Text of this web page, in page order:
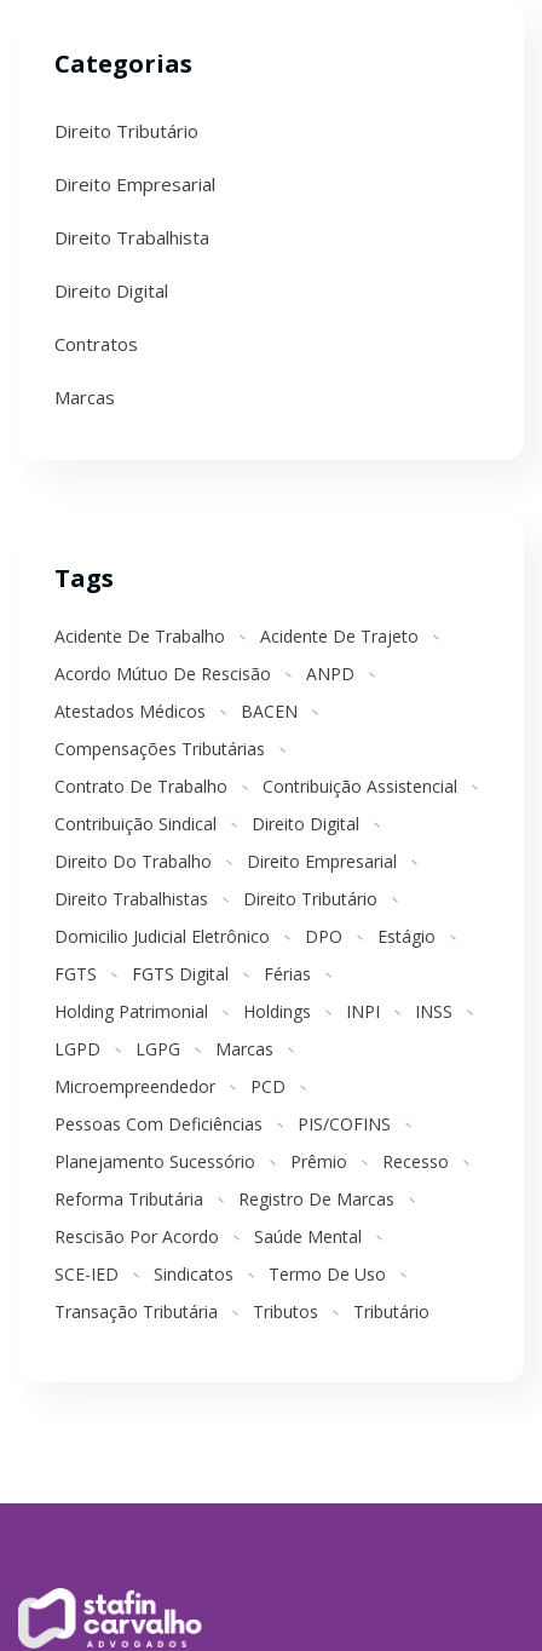
Categorias
Direito Tributário
Direito Empresarial
Direito Trabalhista
Direito Digital
Contratos
Marcas
Tags
Acidente De Trabalho
Acidente De Trajeto
Acordo Mútuo De Rescisão
ANPD
Atestados Médicos
BACEN
Compensações Tributárias
Contrato De Trabalho
Contribuição Assistencial
Contribuição Sindical
Direito Digital
Direito Do Trabalho
Direito Empresarial
Direito Trabalhistas
Direito Tributário
Domicilio Judicial Eletrônico
DPO
Estágio
FGTS
FGTS Digital
Férias
Holding Patrimonial
Holdings INPI
INSS
LGPD
LGPG
Marcas
Microempreendedor
PCD
Pessoas Com Deficiências
PIS/COFINS
Planejamento Sucessório
Prêmio
Recesso
Reforma Tributária
Registro De Marcas
Rescisão Por Acordo
Saúde Mental
SCE-IED
Sindicatos
Termo De Uso
Transação Tributária
Tributos Tributário